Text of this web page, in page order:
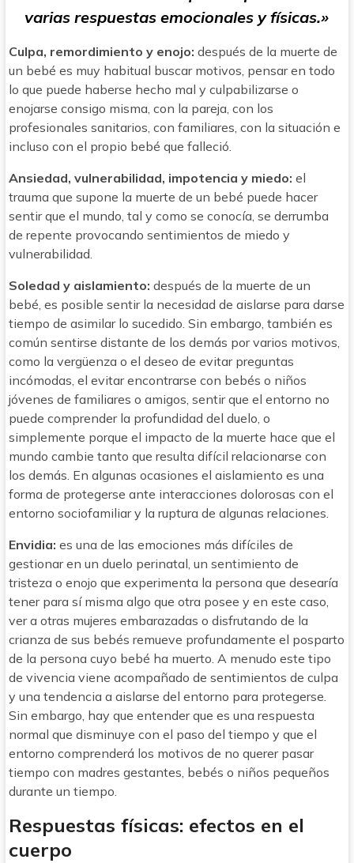
varias respuestas emocionales y físicas.»
Culpa, remordimiento y enojo:después de la muerte de
un bebé es muy habitual buscar motivos, pensar en todo
lo que puede haberse hecho mal y culpabilizarse o
enojarse consigo misma, con la pareja, con los
profesionales sanitarios, con familiares, con la situación e
incluso con el propio bebé que falleció.
Ansiedad, vulnerabilidad, impotencia y miedo:el
trauma que supone la muerte de un bebé puede hacer
sentir que el mundo, tal y como se conocía, se derrumba
de repente provocando sentimientos de miedo y
vulnerabilidad.
Soledad y aislamiento:después de la muerte de un
bebé, es posible sentir la necesidad de aislarse para darse
tiempo de asimilar lo sucedido. Sin embargo, también es
común sentirse distante de los demás por varios motivos,
como la vergüenza o el deseo de evitar preguntas
incómodas, el evitar encontrarse con bebés o niños
jóvenes de familiares o amigos, sentir que el entorno no
puede comprender la profundidad del duelo, o
simplemente porque el impacto de la muerte hace que el
mundo cambie tanto que resulta difícil relacionarse con
los demás. En algunas ocasiones el aislamiento es una
forma de protegerse ante interacciones dolorosas con el
entorno sociofamiliar y la ruptura de algunas relaciones.
Envidia: es una de las emociones más difíciles de
gestionar en un duelo perinatal, un sentimiento de
tristeza o enojo que experimenta la persona que desearía
tener para sí misma algo que otra posee y en este caso,
ver a otras mujeres embarazadas o disfrutando de la
crianza de sus bebés remueve profundamente el posparto
de la persona cuyo bebé ha muerto. A menudo este tipo
de vivencia viene acompañado de sentimientos de culpa
y una tendencia a aislarse del entorno para protegerse.
Sin embargo, hay que entender que es una respuesta
normal que disminuye con el paso del tiempo y que el
entorno comprenderá los motivos de no querer pasar
tiempo con madres gestantes, bebés o niños pequeños
durante un tiempo.
Respuestas físicas: efectos en el
cuerpo